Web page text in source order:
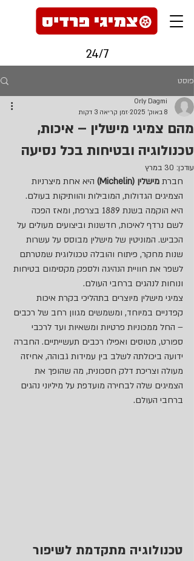
24/7
פוסט
מהם צמיגי מישלין – איכות,
טכנולוגיה ובטיחות בכל נסיעה
Orly Dagmi
8 באוק׳ 2025
זמן קריאה 3 דקות
עודכן: 30 במרץ
חברת מישלין (Michelin)
היא אחת מיצרניות
הצמיגים הגדולות, המובילות והוותיקות בעולם.
היא הוקמה בשנת 1889 בצרפת, ומאז הפכה
לשם נרדף לאיכות, חדשנות וביצועים מעולים על
הכביש. המוניטין של מישלין מבוסס על עשרות
שנות מחקר, פיתוח והובלה טכנולוגית שמטרתם
לשפר את חוויית הנהיגה ולספק מקסימום בטיחות
ונוחות לנהגים ברחבי העולם.
צמיגי מישלין מיוצרים בתהליכי בקרת איכות
קפדניים במיוחד, ומשמשים מגוון רחב של רכבים
– החל ממכוניות פרטיות ומשאיות ועד לרכבי
ספורט, מטוסים ואפילו רכבים תעשייתיים. החברה
ידועה ביכולתה לשלב בין עמידות גבוהה, אחיזה
מעולה וצריכת דלק חסכונית, מה שהופך את
הצמיגים שלה לבחירה מועדפת על מיליוני נהגים
ברחבי העולם.
טכנולוגיה מתקדמת לשיפור